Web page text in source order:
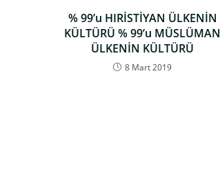
% 99’u HIRİSTİYAN ÜLKENİN
KÜLTÜRÜ % 99’u MÜSLÜMAN
ÜLKENİN KÜLTÜRÜ
8 Mart 2019